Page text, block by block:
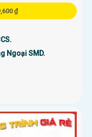
₫
Ngoại SMD.